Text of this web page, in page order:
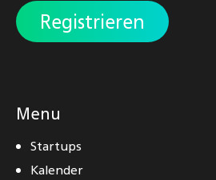
Registrieren
Menu
Startups
Kalender